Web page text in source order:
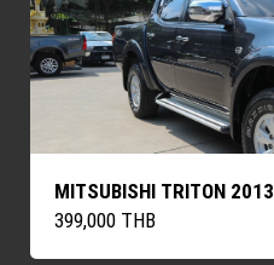
MITSUBISHI TRITON 2013
399,000 THB